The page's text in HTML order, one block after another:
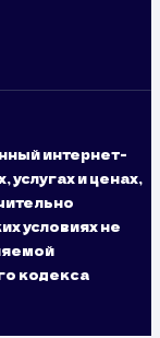
интернет-
услугах и ценах,
условиях не
кодекса